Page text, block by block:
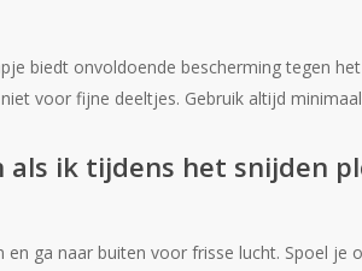
biedt onvoldoende bescherming tegen
voor fijne deeltjes. Gebruik altijd
als ik tijdens het snijden
ga naar buiten voor frisse lucht. Spoel je